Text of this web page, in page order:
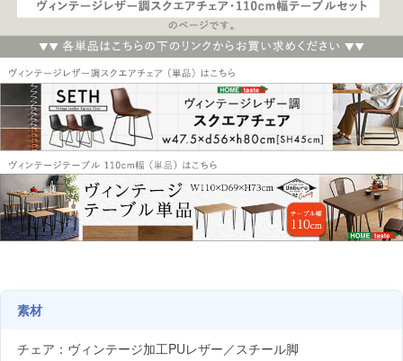
素材
チェア：ヴィンテージ加工PUレザー／スチール脚